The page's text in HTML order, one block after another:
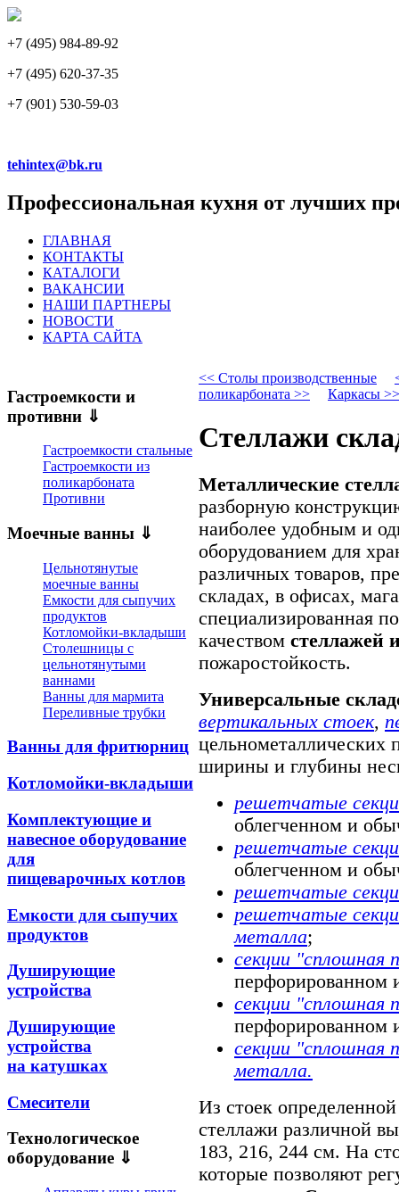
+7 (495) 984-89-92
+7 (495) 620-37-35
+7 (901) 530-59-03
tehintex@bk.ru
Профессиональная кухня от лучших
ГЛАВНАЯ
КОНТАКТЫ
КАТАЛОГИ
ВАКАНСИИ
НАШИ ПАРТНЕРЫ
НОВОСТИ
КАРТА САЙТА
Гастроемкости и
противни ⇓
Гастроемкости стальные
Гастроемкости из
поликарбоната
Противни
Моечные ванны ⇓
Цельнотянутые
моечные ванны
Емкости для сыпучих
продуктов
Котломойки-вкладыши
Столешницы с
цельнотянутыми
ваннами
Ванны для мармита
Переливные трубки
Ванны для фритюрниц
Котломойки-вкладыши
Комплектующие и
навесное оборудование
для
пищеварочных котлов
Емкости для сыпучих
продуктов
Душирующие
устройства
Душирующие
устройства
на катушках
Смесители
Технологическое
оборудование ⇓
<< Столы производственные
поликарбоната >>
Каркасы >>
Стеллажи
Металлические
разборную
наиболее удобным и
оборудованием для
различных товаров,
складах, в офисах,
специализированная
качеством стеллажей
пожаростойкость.
Универсальные
вертикальных стоек,
цельнометаллических
ширины и глубины
решетчатые
облегченном и
решетчатые
облегченном и
решетчатые
решетчатые
металла;
секции "сплошная
перфорированном
секции "сплошная
перфорированном
секции "сплошная
металла.
Из стоек
стеллажи различной
183, 216, 244 см. На
которые позволяют